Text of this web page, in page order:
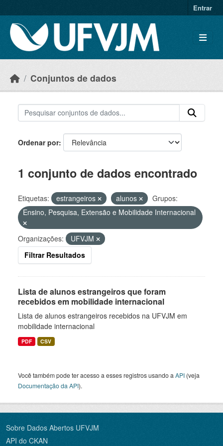
Entrar
Conjuntos de dados
Ordenar por
1 conjunto de dados encontrado
Etiquetas: estrangeiros alunos
Grupos:
Ensino, Pesquisa, Extensão e Mobilidade Internacional
Organizações:
UFVJM
Filtrar Resultados
Lista de alunos estrangeiros que foram
recebidos em mobilidade internacional
Lista de alunos estrangeiros recebidos na UFVJM em
mobilidade internacional
PDF CSV
Você também pode ter acesso a esses registros usando a API (veja
Documentação da API).
Sobre Dados Abertos UFVJM
API do CKAN